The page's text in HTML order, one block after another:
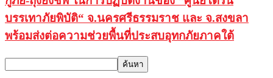
บรรเทาภัยพิบัติ“ จ.นครศรีธรรมราช และ จ.สงขลา
พร้อมส่งต่อความช่วยพื้นที่ประสบอุทกภัยภาคใต้